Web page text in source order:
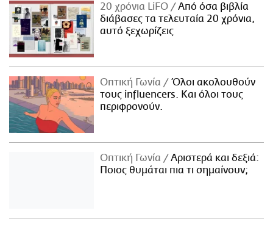
20 χρόνια LiFO
Από όσα βιβλία
διάβασες τα τελευταία 20 χρόνια,
αυτό ξεχωρίζεις
Οπτική Γωνία
Όλοι ακολουθούν
τους influencers. Και όλοι τους
περιφρονούν.
Οπτική Γωνία
Αριστερά και δεξιά:
Ποιος θυμάται πια τι σημαίνουν;